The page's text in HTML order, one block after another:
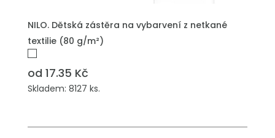
NILO. Dětská zástěra na vybarvení z netkané
textilie (80 g/m²)
od 17.35 Kč
Skladem: 8127 ks.